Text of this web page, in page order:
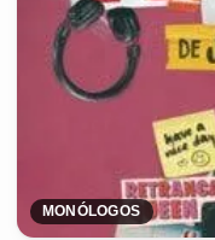
MONÓLOGOS